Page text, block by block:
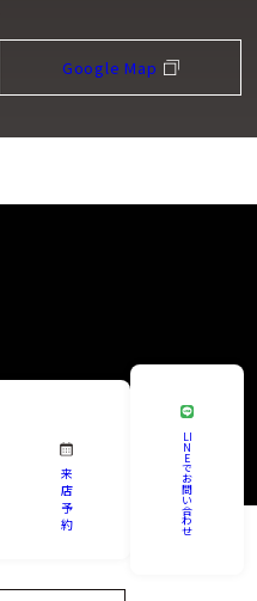
Google Map
来
店
予
約
LI
N
E
で
お
問
い
合
わ
せ